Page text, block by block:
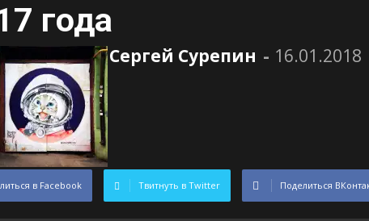
года
Сергей Сурепин - 16.01.2018
в Facebook Твитнуть в Twitter Поделиться